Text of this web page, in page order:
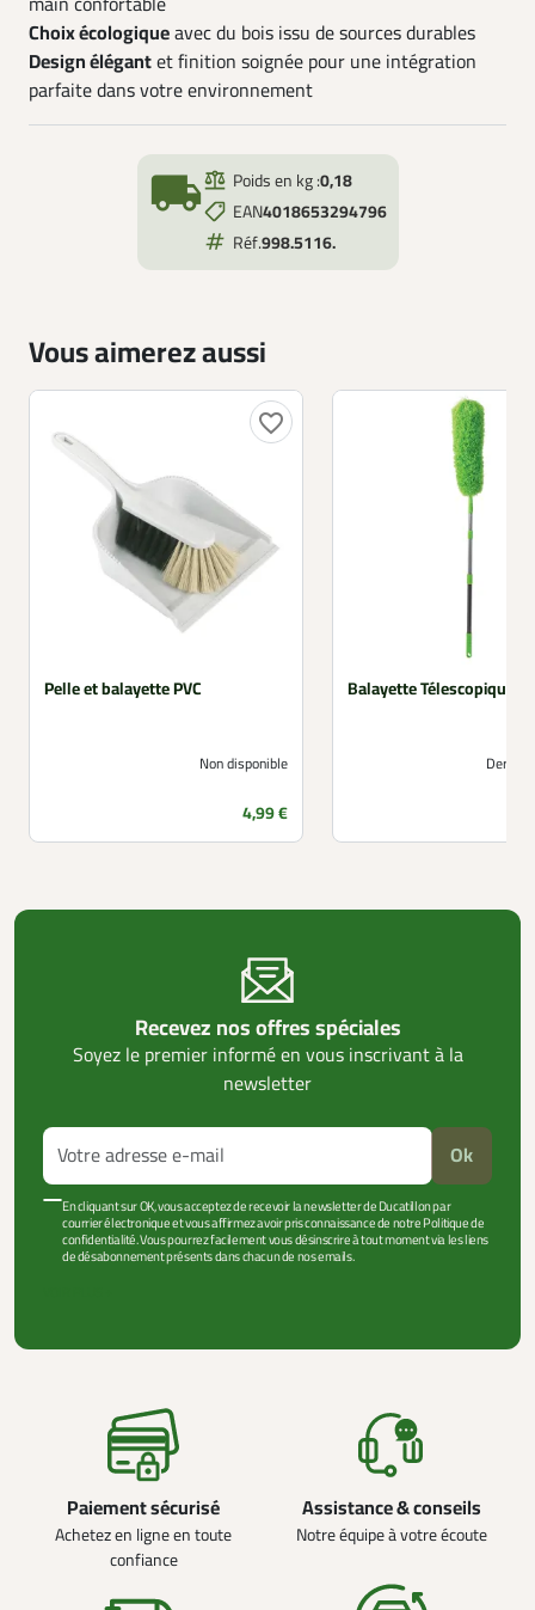
Choix écologiqueavec du bois issu de sources durables
Design élégantet finition soignée pour une intégration
parfaite dans votre environnement
local_shipping Poids en kg :0,18
EAN4018653294796
Réf.998.5116.
Vous aimerez aussi
favorite_border
Pelle et balayette PVC
Non disponible
Prix
4,99 €
Balayette Télescopique
Recevez nos offres spéciales
Soyez le premier informé en vous inscrivant à la
newsletter
Ok
En cliquant sur OK, vous acceptez de recevoir la newsletter de Ducatillon par
courrier électronique et vous affirmez avoir pris connaissance de notre Politique de
confidentialité. Vous pourrez facilement vous désinscrire à tout moment via les liens
de désabonnement présents dans chacun de nos emails.
Paiement sécurisé
Achetez en ligne en toute
confiance
Assistance & conseils
Notre équipe à votre écoute